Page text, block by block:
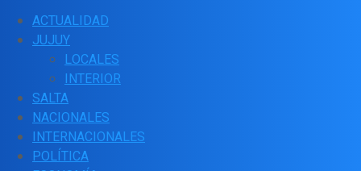
ACTUALIDAD
JUJUY
LOCALES
INTERIOR
SALTA
NACIONALES
INTERNACIONALES
POLÍTICA